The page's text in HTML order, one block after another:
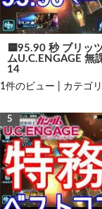
🟦95.90 秒 ブリッ
ムU.C.ENGAGE
14
1件のビュー カテゴ